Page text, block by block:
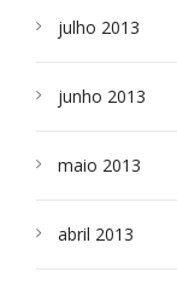
julho 2013
junho 2013
maio 2013
abril 2013